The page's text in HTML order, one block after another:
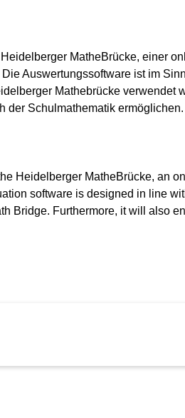
MatheBrücke, einer
Auswertungssoftware ist im
Mathebrücke
der Schulmathematik ermöglichen.
Heidelberger MatheBrücke, an
software is designed in line
Bridge. Furthermore, it will also